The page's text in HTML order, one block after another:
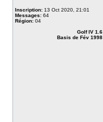
Inscription: 13 Oct 2020, 21:01
Messages: 64
Région: 04
Golf IV 1.6
Basis de Fév 1998